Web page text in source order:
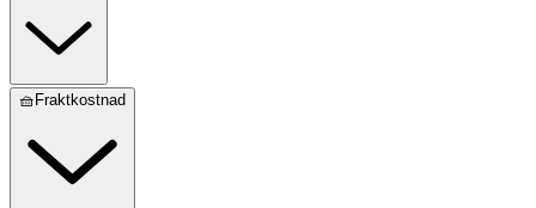
🧺Fraktkostnad